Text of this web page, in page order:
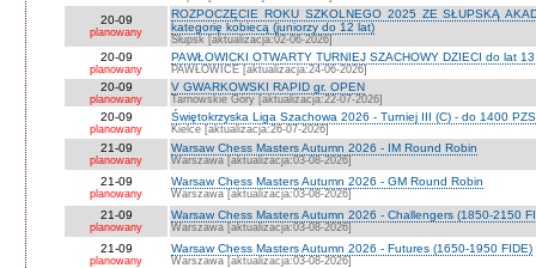
20-09
planowany
ROZPOCZĘCIE ROKU SZKOLNEGO 2025 ZE SŁUPSKĄ
kategorię kobiecą (juniorzy do 12 lat)
Słupsk [aktualizacja:02-06-2026]
20-09
planowany
PAWŁOWICKI OTWARTY TURNIEJ SZACHOWY DZIECI do lat
PAWŁOWICE [aktualizacja:24-06-2026]
20-09
planowany
V GWARKOWSKI RAPID gr. OPEN
Tarnowskie Góry [aktualizacja:22-07-2026]
20-09
planowany
Świętokrzyska Liga Szachowa 2026 - Turniej III (C) - do 1400
Kielce [aktualizacja:26-07-2026]
21-09
planowany
Warsaw Chess Masters Autumn 2026 - IM Round Robin
Warszawa [aktualizacja:03-08-2026]
21-09
planowany
Warsaw Chess Masters Autumn 2026 - GM Round Robin
Warszawa [aktualizacja:03-08-2026]
21-09
planowany
Warsaw Chess Masters Autumn 2026 - Challengers (1850-2150
Warszawa [aktualizacja:03-08-2026]
21-09
planowany
Warsaw Chess Masters Autumn 2026 - Futures (1650-1950 FIDE)
Warszawa [aktualizacja:03-08-2026]